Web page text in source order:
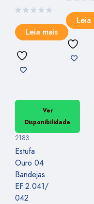
Leia mais
Leia
Ver
Disponibilidade
2183
Estufa
Ouro 04
Bandejas
EF.2.041/
042